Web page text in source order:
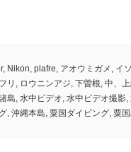
, Nikon, plafre, アオウミガメ , イ
リ , ロウニンアジ, 下曽根, 中、
島, 水中ビデオ, 水中ビデオ撮影,
, 沖縄本島, 粟国ダイビング, 粟